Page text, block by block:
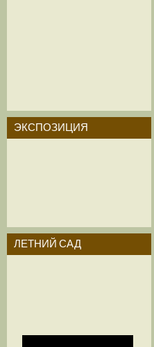
ЭКСПОЗИЦИЯ
ЛЕТНИЙ САД